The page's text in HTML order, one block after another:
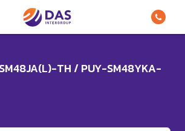
TH / PUY-SM48YKA-